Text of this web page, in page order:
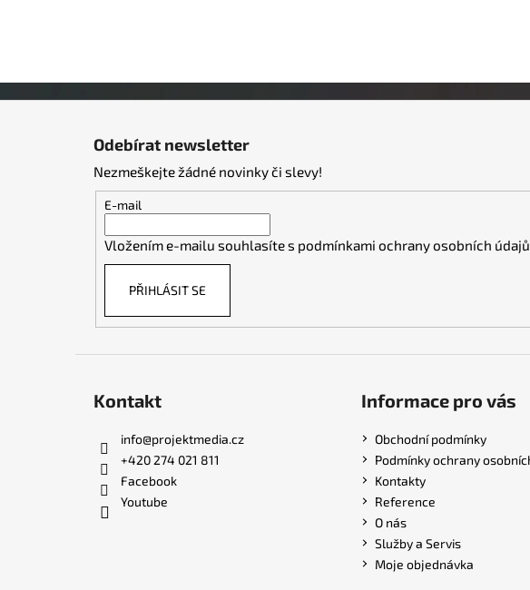
Odebírat newsletter
Nezmeškejte žádné novinky či slevy!
E-mail
Vložením e-mailu souhlasíte s podmínkami ochrany osobních údajů
PŘIHLÁSIT SE
Kontakt
info@projektmedia.cz
+420 274 021 811
Facebook
Youtube
Informace pro vás
Obchodní podmínky
Podmínky ochrany
Kontakty
Reference
O nás
Služby a Servis
Moje objednávka